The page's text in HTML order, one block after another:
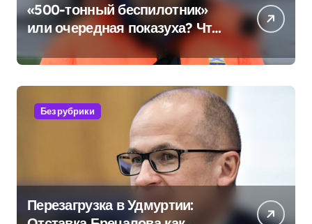
«500-тонный беспилотник»
или очередная показуха? Что
скрывает российский ВМФ
Без рубрики
Перезагрузка в Удмуртии: